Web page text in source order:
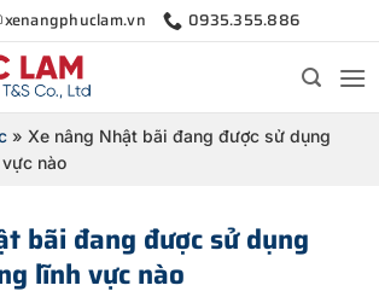
0935.355.886
» Xe nâng Nhật bãi đang được sử dụng
nào
bãi đang được sử dụng
lĩnh vực nào